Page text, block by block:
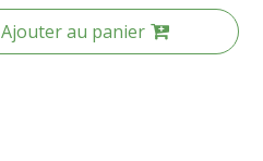
Ajouter au panier